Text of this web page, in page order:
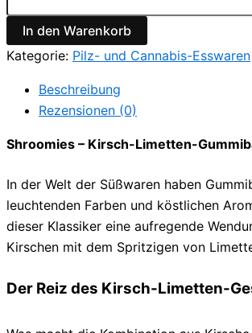
Limetten-
Gummibärchen
Menge
In den Warenkorb
Kategorie: Pilz- und Cannabis-Esswaren
Beschreibung
Rezensionen (0)
Shroomies – Kirsch-Limetten-
In der Welt der Süßwaren haben
leuchtenden Farben und köstlichen
dieser Klassiker eine aufregende
Kirschen mit dem Spritzigen von
Der Reiz des Kirsch-Limetten-